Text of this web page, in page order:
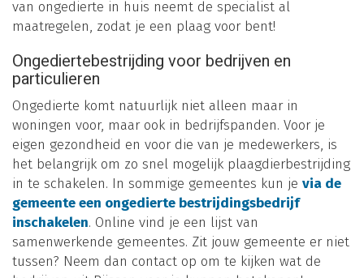
van ongedierte in huis neemt de specialist al
maatregelen, zodat je een plaag voor bent!
Ongediertebestrijding voor bedrijven en
particulieren
Ongedierte komt natuurlijk niet alleen maar in
woningen voor, maar ook in bedrijfspanden. Voor je
eigen gezondheid en voor die van je medewerkers, is
het belangrijk om zo snel mogelijk plaagdierbestrijding
in te schakelen. In sommige gemeentes kun je via de
gemeente een ongedierte bestrijdingsbedrijf
inschakelen. Online vind je een lijst van
samenwerkende gemeentes. Zit jouw gemeente er niet
tussen? Neem dan contact op om te kijken wat de